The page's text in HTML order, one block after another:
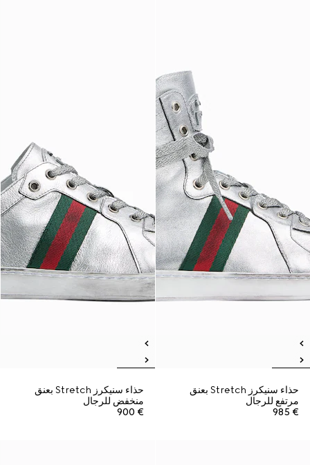
حذاء سنيكرز Stretch بعنق
مرتفع للرجال
€ 985
حذاء سنيكرز Stretch بعنق
منخفض للرجال
€ 900